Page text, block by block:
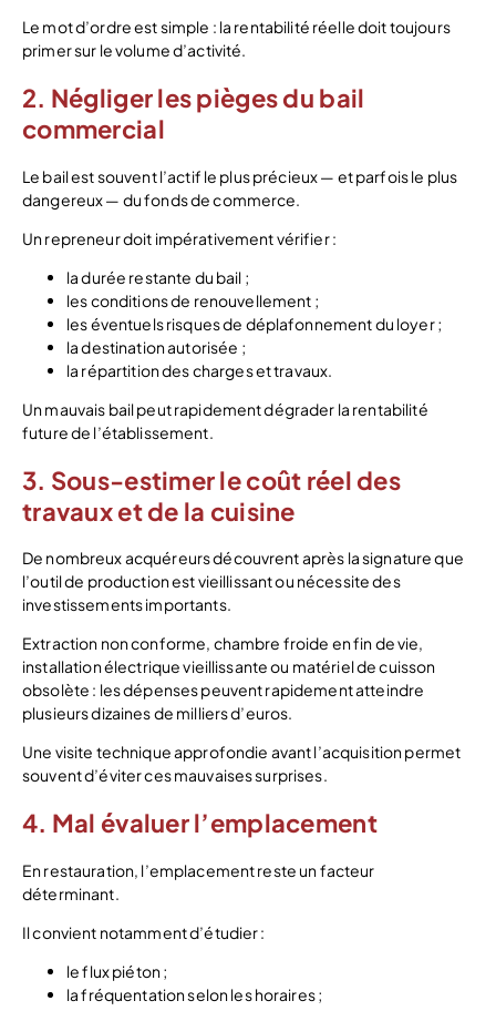
Le mot d’ordre est simple : la rentabilité réelle doit toujours
primer sur le volume d’activité.
2. Négliger les pièges du bail
commercial
Le bail est souvent l’actif le plus précieux — et parfois le plus
dangereux — du fonds de commerce.
Un repreneur doit impérativement vérifier :
la durée restante du bail ;
les conditions de renouvellement ;
les éventuels risques de déplafonnement du loyer ;
la destination autorisée ;
la répartition des charges et travaux.
Un mauvais bail peut rapidement dégrader la rentabilité
future de l’établissement.
3. Sous-estimer le coût réel des
travaux et de la cuisine
De nombreux acquéreurs découvrent après la signature que
l’outil de production est vieillissant ou nécessite des
investissements importants.
Extraction non conforme, chambre froide en fin de vie,
installation électrique vieillissante ou matériel de cuisson
obsolète : les dépenses peuvent rapidement atteindre
plusieurs dizaines de milliers d’euros.
Une visite technique approfondie avant l’acquisition permet
souvent d’éviter ces mauvaises surprises.
4. Mal évaluer l’emplacement
En restauration, l’emplacement reste un facteur
déterminant.
Il convient notamment d’étudier :
le flux piéton ;
la fréquentation selon les horaires ;